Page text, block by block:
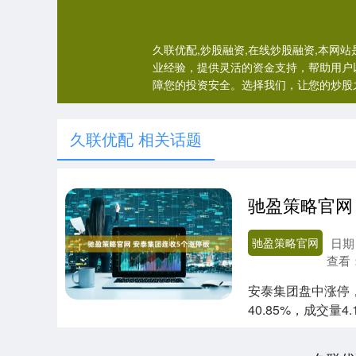
久联优配,炒股融资,在线炒股融资,本网
业经验，提供灵活的资金支持，帮助用
障您的投资安全。选择我们，让您的炒
久联优配 相关话题
驰盈策略官
驰盈策略官网
日
查看
安泰集团盘中涨停
40.85%，成交量